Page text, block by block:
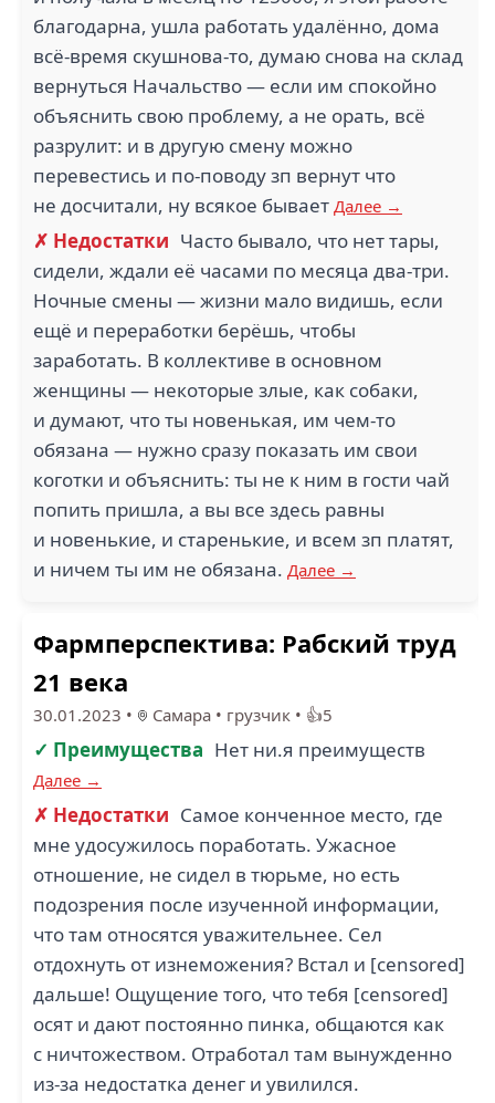
благодарна, ушла работать удалённо, дома
всё-время скушнова-то, думаю снова на склад
вернуться Начальство — если им спокойно
объяснить свою проблему, а не орать, всё
разрулит: и в другую смену можно
перевестись и по-поводу зп вернут что
не досчитали, ну всякое бывает Далее →
✗ Недостатки Часто бывало, что нет тары,
сидели, ждали её часами по месяца два-три.
Ночные смены — жизни мало видишь, если
ещё и переработки берёшь, чтобы
заработать. В коллективе в основном
женщины — некоторые злые, как собаки,
и думают, что ты новенькая, им чем-то
обязана — нужно сразу показать им свои
коготки и объяснить: ты не к ним в гости чай
попить пришла, а вы все здесь равны
и новенькие, и старенькие, и всем зп платят,
и ничем ты им не обязана. Далее →
Фармперспектива: Рабский труд
21 века
30.01.2023 • Самара • грузчик • 👍5
✓ Преимущества Нет ни.я преимуществ
Далее →
✗ Недостатки Самое конченное место, где
мне удосужилось поработать. Ужасное
отношение, не сидел в тюрьме, но есть
подозрения после изученной информации,
что там относятся уважительнее. Сел
отдохнуть от изнеможения? Встал и [censored]
дальше! Ощущение того, что тебя [censored]
осят и дают постоянно пинка, общаются как
с ничтожеством. Отработал там вынужденно
из-за недостатка денег и увилился.